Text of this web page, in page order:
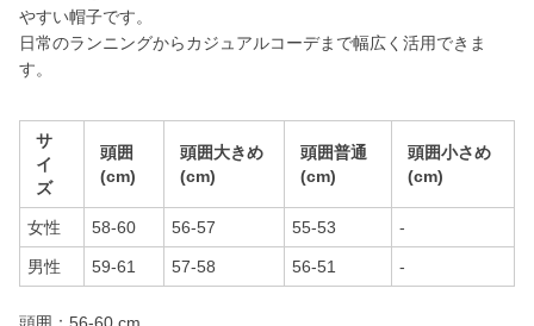
やすい帽子です。
日常のランニングからカジュアルコーデまで幅広く活用できま
す。
サ
イ
ズ
頭囲
(cm)
頭囲大きめ
(cm)
頭囲普通
(cm)
頭囲小さめ
(cm)
女性 58-60 56-57 55-53 -
男性 59-61 57-58 56-51 -